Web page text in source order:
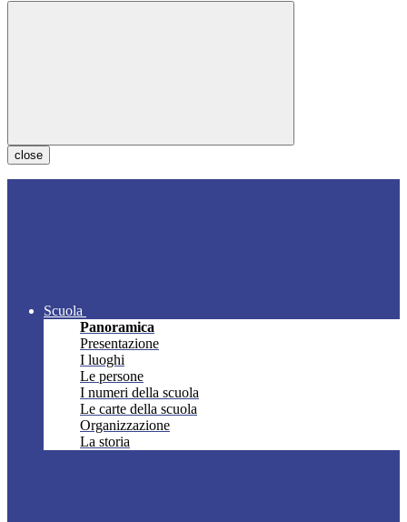
close
Scuola
Panoramica
Presentazione
I luoghi
Le persone
I numeri della scuola
Le carte della scuola
Organizzazione
La storia